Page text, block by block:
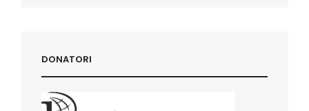
DONATORI